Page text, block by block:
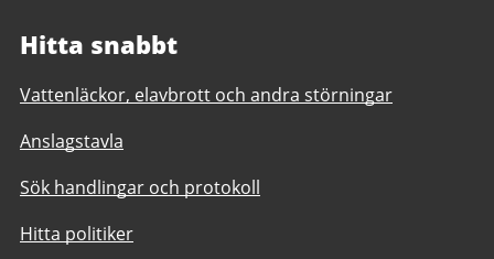
Hitta snabbt
Vattenläckor, elavbrott och andra störningar
Anslagstavla
Sök handlingar och protokoll
Hitta politiker